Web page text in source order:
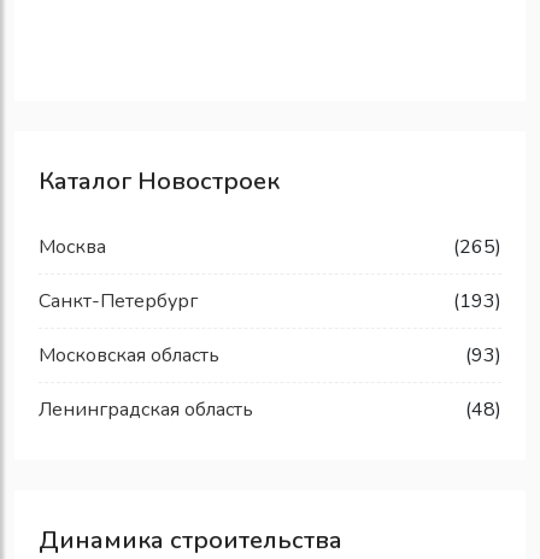
Каталог Новостроек
Москва (265)
Санкт-Петербург (193)
Московская область (93)
Ленинградская область (48)
Динамика строительства